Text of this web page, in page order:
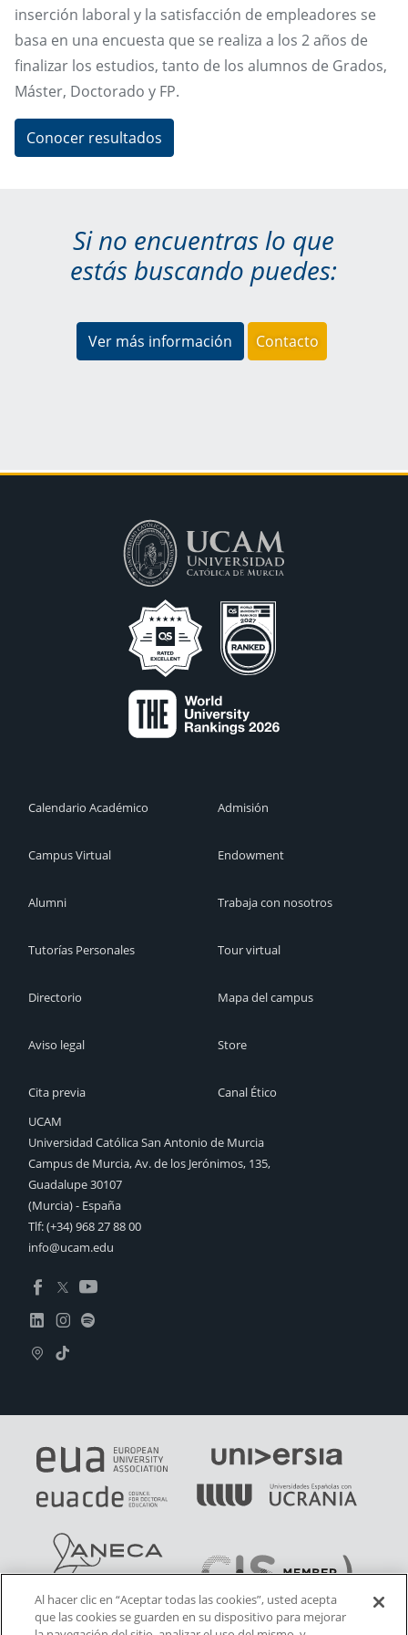
inserción laboral y la satisfacción de empleadores se
basa en una encuesta que se realiza a los 2 años de
finalizar los estudios, tanto de los alumnos de Grados,
Máster, Doctorado y FP.
Conocer resultados
Si no encuentras lo que
estás buscando puedes:
Ver más información Contacto
Calendario Académico
Campus Virtual
Alumni
Tutorías Personales
Directorio
Aviso legal
Cita previa
Admisión
Endowment
Trabaja con nosotros
Tour virtual
Mapa del campus
Store
Canal Ético
UCAM
Universidad Católica San Antonio de Murcia
Campus de Murcia, Av. de los Jerónimos, 135,
Guadalupe 30107
(Murcia) - España
Tlf:(+34) 968 27 88 00
info@ucam.edu
Al hacer clic en “Aceptar todas las cookies”, usted acepta
que las cookies se guarden en su dispositivo para mejorar